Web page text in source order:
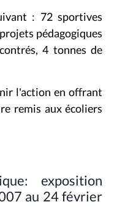
: 72 sportives
pédagogiques
4 tonnes de
l'action en offrant
remis aux écoliers
exposition
au 24 février